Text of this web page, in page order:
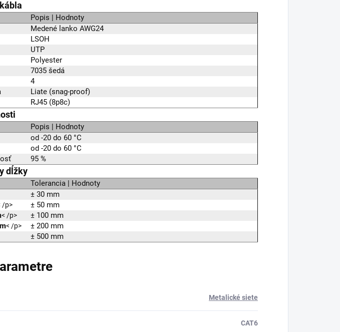
Popis | Hodnoty
Medené lanko AWG24
LSOH
UTP
Polyester
7035 šedá
4
Liate (snag-proof)
RJ45 (8p8c)
Popis | Hodnoty
od -20 do 60 °C
od -20 do 60 °C
95 %
dĺžky
Tolerancia | Hodnoty
± 30 mm
/p>
± 50 mm
< /p>
± 100 mm
< /p>
± 200 mm
± 500 mm
Metalické siete
CAT6